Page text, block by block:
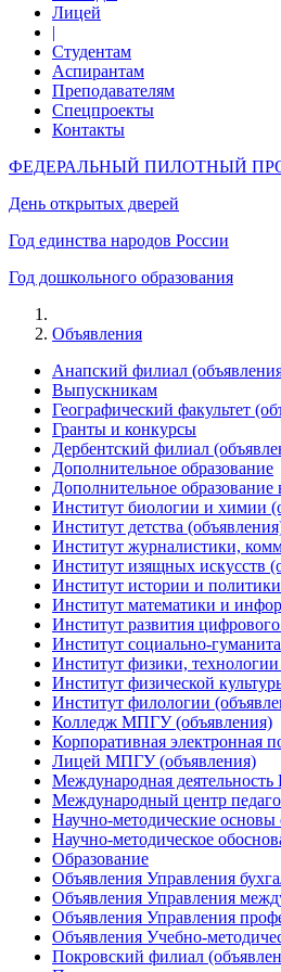
Лицей
|
Студентам
Аспирантам
Преподавателям
Спецпроекты
Контакты
ФЕДЕРАЛЬНЫЙ ПИЛОТНЫЙ
День открытых дверей
Год единства народов России
Год дошкольного образования
Объявления
Анапский филиал
Выпускникам
Географический факультет
Гранты и конкурсы
Дербентский филиал
Дополнительное образование
Дополнительное образование
Институт биологии и химии
Институт детства
Институт журналистики,
Институт изящных искусств
Институт истории и
Институт математики и
Институт развития
Институт социально-
Институт физики,
Институт физической
Институт филологии
Колледж МПГУ (объявления)
Корпоративная электронная
Лицей МПГУ (объявления)
Международная деятельность
Международный центр
Научно-методические
Научно-методическое
Образование
Объявления Управления
Объявления Управления
Объявления Управления
Объявления Учебно-
Покровский филиал